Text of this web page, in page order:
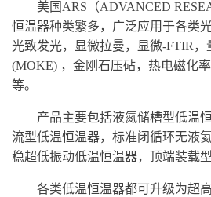
美国 ARS（ADVANCED
恒温器种类繁多，广泛应用于各类
光致发光，显微拉曼，显微-FTIR
(MOKE) ，金刚石压砧，热电磁化
等。
产品主要包括液氮储槽型低温
流型低温恒温器，标准闭循环无液
稳超低振动低温恒温器，顶端装载
各类低温恒温器都可升级为超